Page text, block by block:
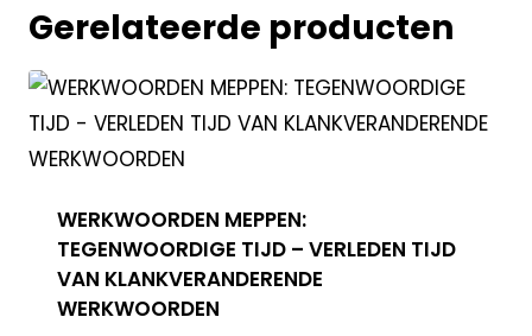
Gerelateerde producten
WERKWOORDEN MEPPEN:
TEGENWOORDIGE TIJD – VERLEDEN TIJD
VAN KLANKVERANDERENDE
WERKWOORDEN